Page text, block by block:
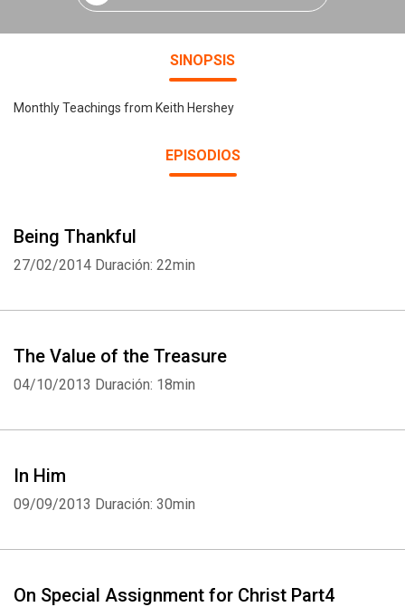
SINOPSIS
Monthly Teachings from Keith Hershey
EPISODIOS
Being Thankful
27/02/2014 Duración: 22min
The Value of the Treasure
04/10/2013 Duración: 18min
In Him
09/09/2013 Duración: 30min
On Special Assignment for Christ Part4